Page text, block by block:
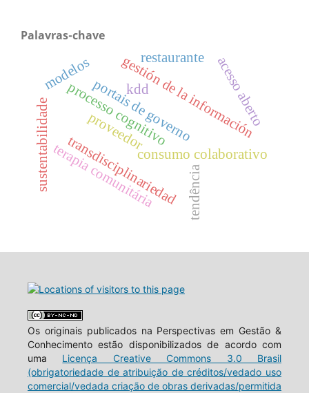
Palavras-chave
processo cognitivo
consumo colaborativo
transdisciplinariedad
kdd
gestión de la información
terapia comunitária
sustentabilidade tendência
portais de governo acesso aberto
modelos
proveedor
restaurante
Os originais publicados na Perspectivas em Gestão &
Conhecimento estão disponibilizados de acordo com
uma Licença Creative Commons 3.0 Brasil
(obrigatoriedade de atribuição de créditos/vedado uso
comercial/vedada criação de obras derivadas/permitida